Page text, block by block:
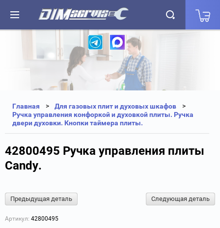
+7(812) 323-87-27
+7(812) 327-25-35
Главная
Для газовых плит и духовых шкафов
Ручка управления конфоркой и духовкой плиты. Ручка
двери духовки. Кнопки таймера плиты.
42800495 Ручка управления плиты
Candy.
Предыдущая деталь Следующая деталь
Артикул: 42800495